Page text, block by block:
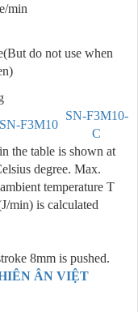
min
do not use when
SN-F3M10
SN-F3M10-
C
the table is shown at
degree. Max.
temperature T
min) is calculated
8mm is pushed.
ÂN VIỆT